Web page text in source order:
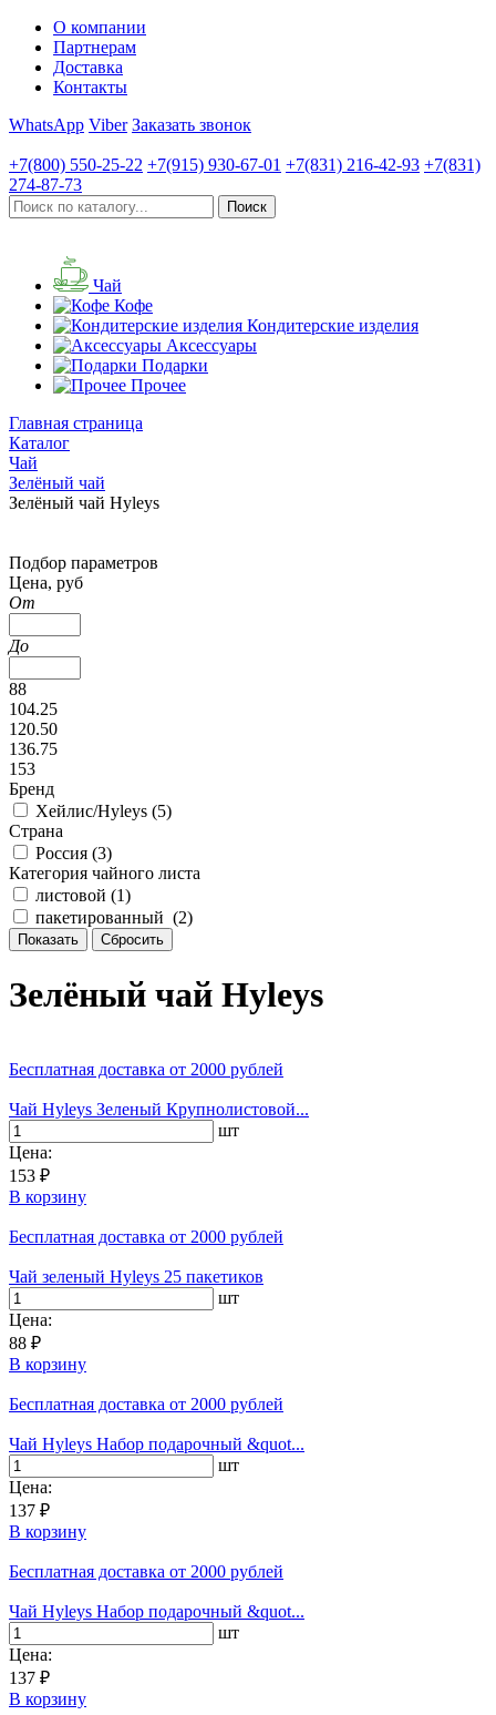
О компании
Партнерам
Доставка
Контакты
WhatsApp Viber Заказать звонок
+7(800) 550-25-22 +7(915) 930-67-01 +7(831) 216-42-93 +7(831)
274-87-73
Чай
Кофе
Кондитерские изделия
Аксессуары
Подарки
Прочее
Главная страница
Каталог
Чай
Зелёный чай
Зелёный чай Hyleys
Подбор параметров
Цена, руб
От
До
88
104.25
120.50
136.75
153
Бренд
Хейлис/Hyleys (5)
Страна
Россия (3)
Категория чайного листа
листовой (1)
пакетированный (2)
Зелёный чай Hyleys
Бесплатная доставка от 2000 рублей
Чай Hyleys Зеленый Крупнолистовой...
шт
Цена:
153 ₽
В корзину
Бесплатная доставка от 2000 рублей
Чай зеленый Hyleys 25 пакетиков
шт
Цена:
88 ₽
В корзину
Бесплатная доставка от 2000 рублей
Чай Hyleys Набор подарочный &quot...
шт
Цена:
137 ₽
В корзину
Бесплатная доставка от 2000 рублей
Чай Hyleys Набор подарочный &quot...
шт
Цена:
137 ₽
В корзину